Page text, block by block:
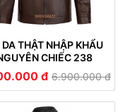
THẬT NHẬP KHẨU
CHIẾC 238
đ 6.900.000 đ